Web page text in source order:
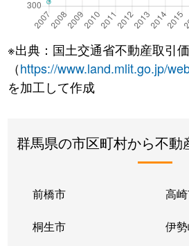
※出典：国土交通省不動産取引
（https://www.land.mlit.go.jp/
を加工して作成
群馬県の市区町村から不動
前橋市 高
桐生市 伊